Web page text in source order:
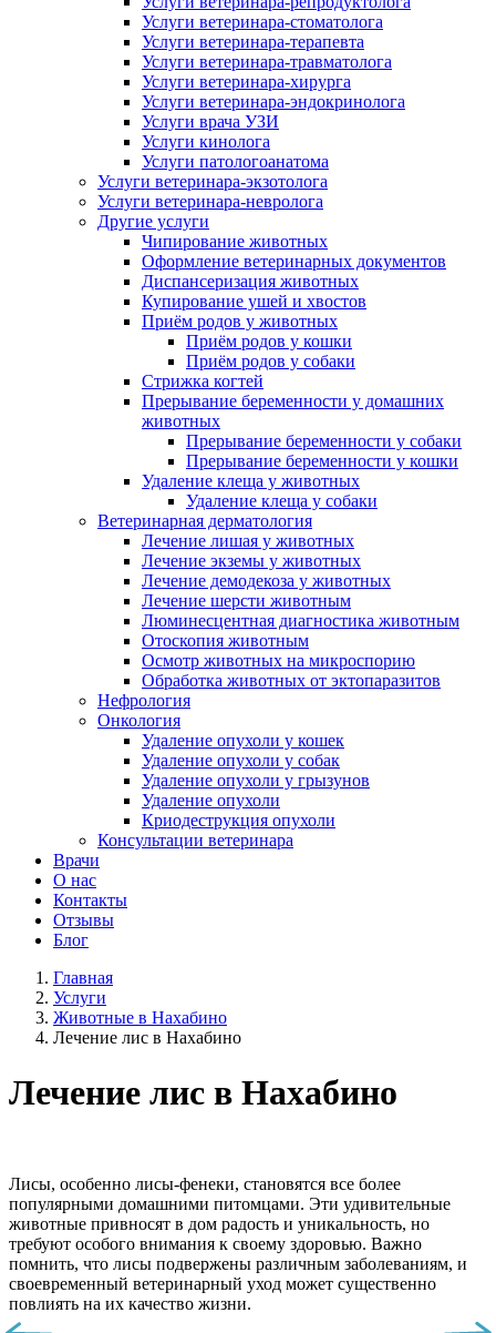
Услуги ветеринара-стоматолога
Услуги ветеринара-терапевта
Услуги ветеринара-травматолога
Услуги ветеринара-хирурга
Услуги ветеринара-эндокринолога
Услуги врача УЗИ
Услуги кинолога
Услуги патологоанатома
Услуги ветеринара-экзотолога
Услуги ветеринара-невролога
Другие услуги
Чипирование животных
Оформление ветеринарных документов
Диспансеризация животных
Купирование ушей и хвостов
Приём родов у животных
Приём родов у кошки
Приём родов у собаки
Стрижка когтей
Прерывание беременности у домашних
животных
Прерывание беременности у собаки
Прерывание беременности у кошки
Удаление клеща у животных
Удаление клеща у собаки
Ветеринарная дерматология
Лечение лишая у животных
Лечение экземы у животных
Лечение демодекоза у животных
Лечение шерсти животным
Люминесцентная диагностика животным
Отоскопия животным
Осмотр животных на микроспорию
Обработка животных от эктопаразитов
Нефрология
Онкология
Удаление опухоли у кошек
Удаление опухоли у собак
Удаление опухоли у грызунов
Удаление опухоли
Криодеструкция опухоли
Консультации ветеринара
Врачи
О нас
Контакты
Отзывы
Блог
Главная
Услуги
Животные в Нахабино
Лечение лис в Нахабино
Лечение лис в Нахабино
Лисы, особенно лисы-фенеки, становятся все более
популярными домашними питомцами. Эти удивительные
животные привносят в дом радость и уникальность, но
требуют особого внимания к своему здоровью. Важно
помнить, что лисы подвержены различным заболеваниям, и
своевременный ветеринарный уход может существенно
повлиять на их качество жизни.